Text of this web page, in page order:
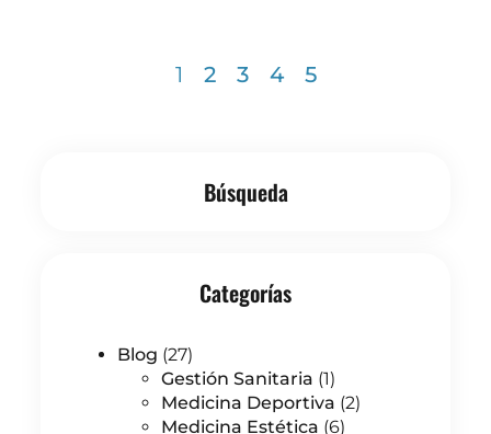
1 2 3 4 5
Búsqueda
Categorías
Blog (27)
Gestión Sanitaria (1)
Medicina Deportiva (2)
Medicina Estética (6)